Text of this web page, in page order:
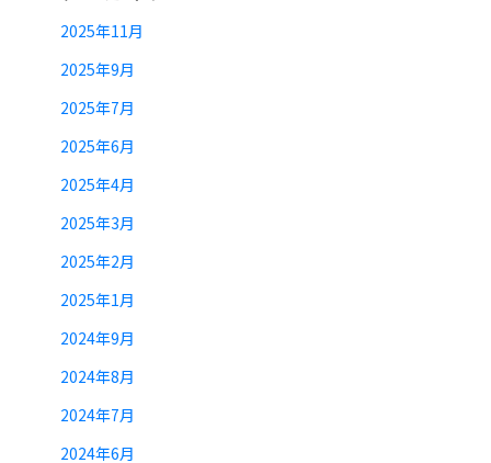
2025年11月
2025年9月
2025年7月
2025年6月
2025年4月
2025年3月
2025年2月
2025年1月
2024年9月
2024年8月
2024年7月
2024年6月